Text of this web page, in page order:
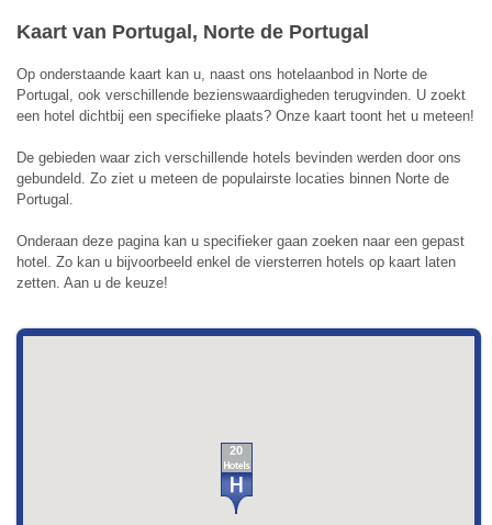
Kaart van Portugal, Norte de Portugal
Op onderstaande kaart kan u, naast ons hotelaanbod in Norte de
Portugal, ook verschillende bezienswaardigheden terugvinden. U zoekt
een hotel dichtbij een specifieke plaats? Onze kaart toont het u meteen!
De gebieden waar zich verschillende hotels bevinden werden door ons
gebundeld. Zo ziet u meteen de populairste locaties binnen Norte de
Portugal.
Onderaan deze pagina kan u specifieker gaan zoeken naar een gepast
hotel. Zo kan u bijvoorbeeld enkel de viersterren hotels op kaart laten
zetten. Aan u de keuze!
20